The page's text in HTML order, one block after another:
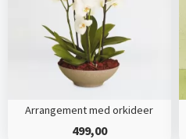
Arrangement med orkideer
499,00